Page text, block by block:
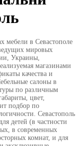
мебели в Севастополе
мировых
Украины,
магазинами
качества и
салоны в
по различным
цвет,
подбор по
Севастополь
детей (в частности
в современных
комнат, и для